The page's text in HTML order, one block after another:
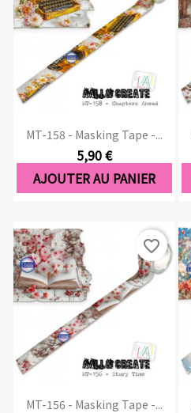
MT-158 - Masking Tape -...
5,90 €
AJOUTER AU PANIER
MT-156 - Masking Tape -...
favorite_border